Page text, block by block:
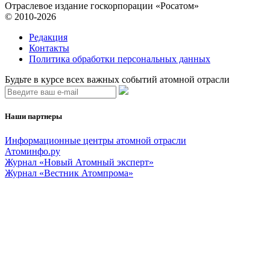
Отраслевое издание госкорпорации «Росатом»
© 2010-2026
Редакция
Контакты
Политика обработки персональных данных
Будьте в курсе всех важных событий атомной отрасли
Наши партнеры
Информационные центры атомной отрасли
Атоминфо.ру
Журнал «Новый Атомный эксперт»
Журнал «Вестник Атомпрома»